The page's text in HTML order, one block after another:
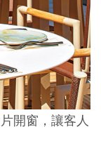
開窗，讓客人